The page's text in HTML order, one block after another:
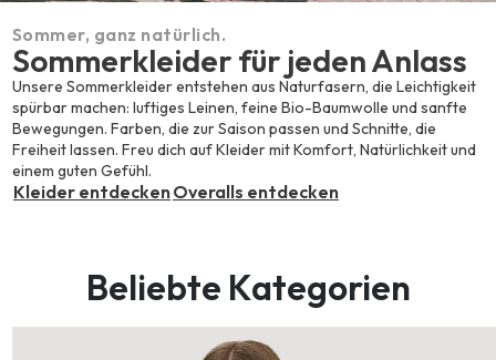
Sommer, ganz natürlich.
Sommerkleider für jeden Anlass
Unsere Sommerkleider entstehen aus Naturfasern, die Leichtigkeit
spürbar machen: luftiges Leinen, feine Bio-Baumwolle und sanfte
Bewegungen. Farben, die zur Saison passen und Schnitte, die
Freiheit lassen. Freu dich auf Kleider mit Komfort, Natürlichkeit und
einem guten Gefühl.
Kleider entdeckenOveralls entdecken
Beliebte Kategorien